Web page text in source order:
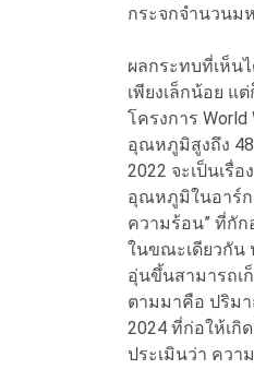
กระจกจำนวนม
ผลกระทบที่เห็น
เพียงเล็กน้อย แ
โครงการ
อุณหภูมิสูงถึง
2022 จะเป็นเรื่
อุณหภูมิในอาร์ก
ความร้อน” ที่กัก
ในขณะเดียวกัน
อุ่นขึ้นสามารถเ
ตามมาคือ ปริม
2024 ที่ก่อให้เกิ
ประเมินว่า ควา